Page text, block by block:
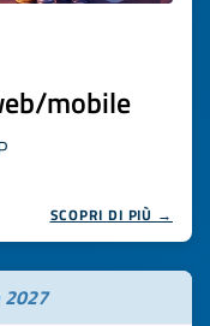
mobile
SCOPRI DI PIÙ →